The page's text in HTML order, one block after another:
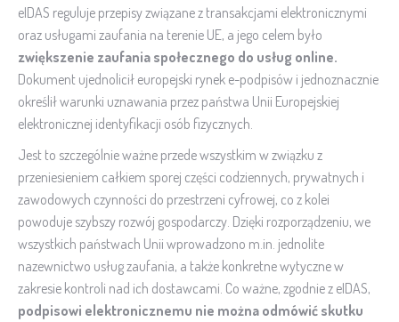
eIDAS reguluje przepisy związane z transakcjami elektronicznymi
oraz usługami zaufania na terenie UE, a jego celem było
zwiększenie zaufania społecznego do usług online.
Dokument ujednolicił europejski rynek e-podpisów i jednoznacznie
określił warunki uznawania przez państwa Unii Europejskiej
elektronicznej identyfikacji osób fizycznych.
Jest to szczególnie ważne przede wszystkim w związku z
przeniesieniem całkiem sporej części codziennych, prywatnych i
zawodowych czynności do przestrzeni cyfrowej, co z kolei
powoduje szybszy rozwój gospodarczy. Dzięki rozporządzeniu, we
wszystkich państwach Unii wprowadzono m.in. jednolite
nazewnictwo usług zaufania, a także konkretne wytyczne w
zakresie kontroli nad ich dostawcami. Co ważne, zgodnie z eIDAS,
podpisowi elektronicznemu nie można odmówić skutku